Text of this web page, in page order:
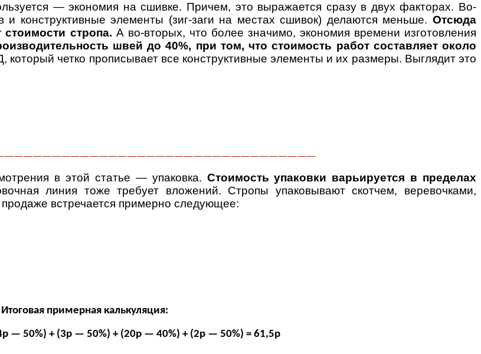
— экономия на сшивке. Причем, это выражается сразу в двух факторах. Во-
конструктивные элементы (зиг-заги на местах сшивок) делаются меньше. Отсюда
стропа. А во-вторых, что более значимо, экономия времени изготовления
швей до 40%, при том, что стоимость работ составляет около
который четко прописывает все конструктивные элементы и их размеры. Выглядит это
в этой статье — упаковка. Стоимость упаковки варьируется в пределах
линия тоже требует вложений. Стропы упаковывают скотчем, веревочками,
встречается примерно следующее:
Итоговая примерная калькуляция:
— 50%) + (3р — 50%) + (20р — 40%) + (2р — 50%) = 61,5р